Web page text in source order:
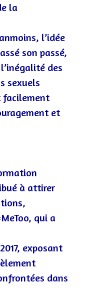
la
l’idée
son passé,
des
sexuels
facilement
et
à attirer
qui a
exposant
dans